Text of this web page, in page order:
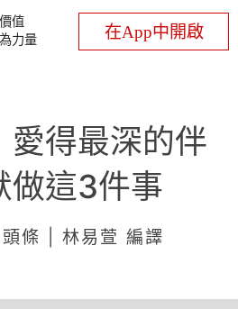
值
力量
在App中開啟
愛得最深的伴
做這3件事
條 | 林易萱 編譯